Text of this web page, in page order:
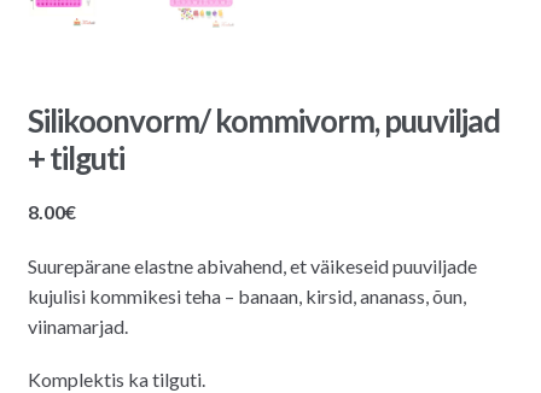
Silikoonvorm/ kommivorm, puuviljad
+ tilguti
8.00€
Suurepärane elastne abivahend, et väikeseid puuviljade
kujulisi kommikesi teha – banaan, kirsid, ananass, õun,
viinamarjad.
Komplektis ka tilguti.